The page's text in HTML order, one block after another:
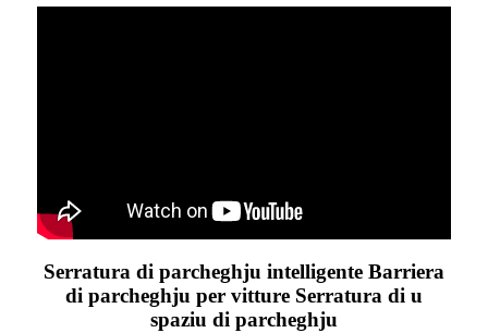
Serratura di parcheghju intelligente Barriera
di parcheghju per vitture Serratura di u
spaziu di parcheghju